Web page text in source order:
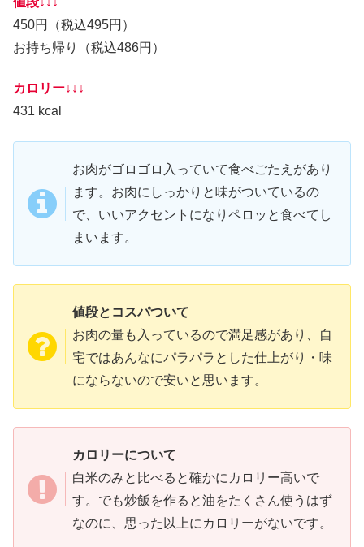
450円（税込495円）
お持ち帰り（税込486円）
カロリー↓↓↓
431 kcal
お肉がゴロゴロ入っていて食べごたえがあり
ます。お肉にしっかりと味がついているの
で、いいアクセントになりペロッと食べてし
まいます。
値段とコスパついて
お肉の量も入っているので満足感があり、自
宅ではあんなにパラパラとした仕上がり・味
にならないので安いと思います。
カロリーについて
白米のみと比べると確かにカロリー高いで
す。でも炒飯を作ると油をたくさん使うはず
なのに、思った以上にカロリーがないです。